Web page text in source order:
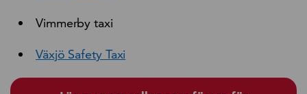
Vimmerby taxi
Växjö Safety Taxi